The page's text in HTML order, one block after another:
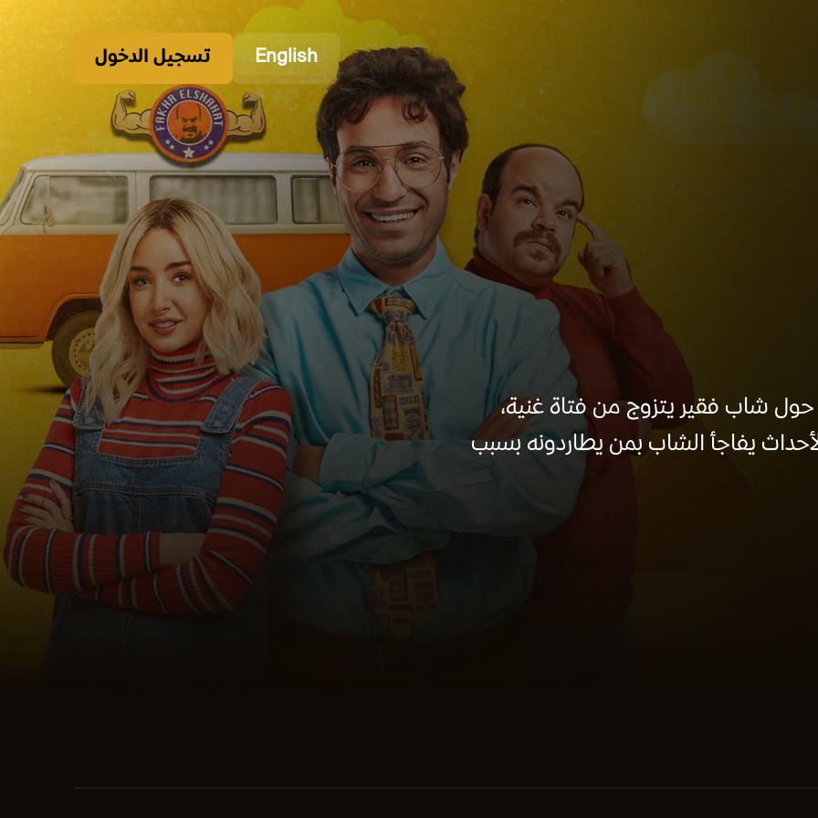
English تسجيل الدخول
شاب فقير يتزوج من فتاة غنية،
يفاجأ الشاب بمن يطاردونه بسبب